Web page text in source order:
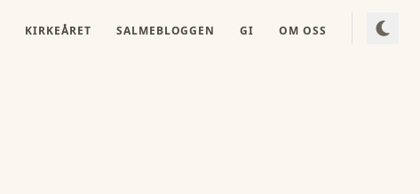
KIRKEÅRET SALMEBLOGGEN GI OM OSS